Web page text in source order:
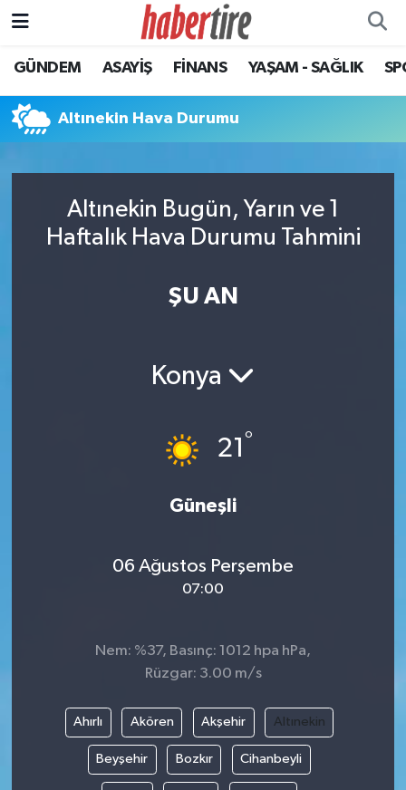
GÜNDEM ASAYİŞ FİNANS YAŞAM - SAĞLIK
Altınekin Hava Durumu
Altınekin Bugün, Yarın ve 1
Haftalık Hava Durumu Tahmini
ŞU AN
Konya
21 °
Güneşli
06 Ağustos Perşembe
07:00
Nem: %37, Basınç: 1012 hpa hPa,
Rüzgar: 3.00 m/s
Ahırlı Akören Akşehir Altınekin
Beyşehir Bozkır Cihanbeyli
Tire Nöbetçi Eczaneler
Tire Hava Durumu
Süper Lig Puan Durumu ve Fikstür
Son Dakika Haberleri